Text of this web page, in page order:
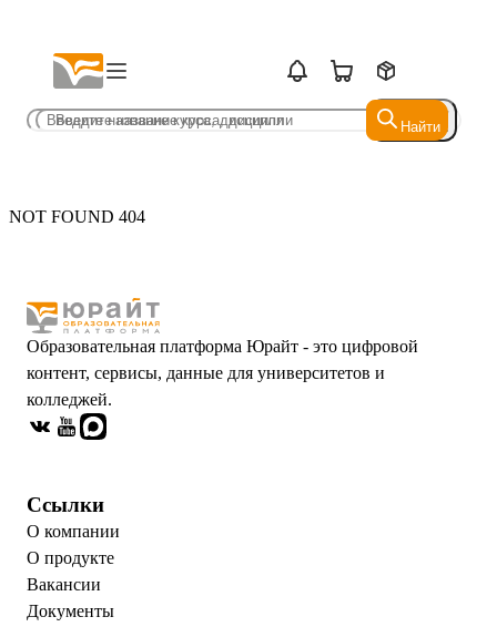
Найти
Найти
NOT FOUND 404
Образовательная платформа Юрайт - это цифровой
контент, сервисы, данные для университетов и
колледжей.
Ссылки
О компании
О продукте
Вакансии
Документы